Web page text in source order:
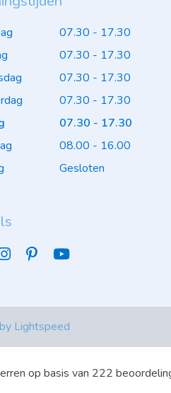
07.30 - 17.30
07.30 - 17.30
07.30 - 17.30
07.30 - 17.30
07.30 - 17.30
08.00 - 16.00
Gesloten
Lightspeed
op basis van 222